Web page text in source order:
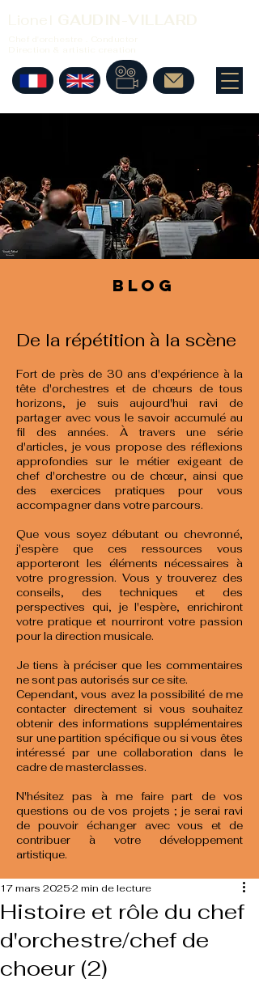
Lionel GAUDIN-VILLARD
Chef d'orchestre . Conductor
Direction & artistic creation
BLOG
De la répétition à la scène
Fort de près de 30 ans d'expérience à la
tête d'orchestres et de chœurs de tous
horizons, je suis aujourd'hui ravi de
partager avec vous le savoir accumulé au
fil des années. À travers une série
d'articles, je vous propose des réflexions
approfondies sur le métier exigeant de
chef d'orchestre ou de chœur, ainsi que
des exercices pratiques pour vous
accompagner dans votre parcours.
Que vous soyez débutant ou chevronné,
j'espère que ces ressources vous
apporteront les éléments nécessaires à
votre progression. Vous y trouverez des
conseils, des techniques et des
perspectives qui, je l'espère, enrichiront
votre pratique et nourriront votre passion
pour la direction musicale.
Je tiens à préciser que les commentaires
ne sont pas autorisés sur ce site.
Cependant, vous avez la possibilité de me
contacter directement si vous souhaitez
obtenir des informations supplémentaires
sur une partition spécifique ou si vous êtes
intéressé par une collaboration dans le
cadre de masterclasses.
N'hésitez pas à me faire part de vos
questions ou de vos projets ; je serai ravi
de pouvoir échanger avec vous et de
contribuer à votre développement
artistique.
Histoire et rôle du chef
d'orchestre/chef de
choeur (2)
17 mars 20252 min de lecture